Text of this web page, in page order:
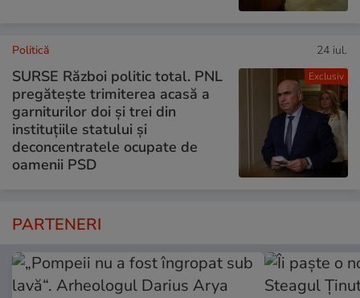
Exclusiv
Politică 24 iul.
SURSE Război politic total. PNL
pregătește trimiterea acasă a
garniturilor doi și trei din
instituțiile statului și
deconcentratele ocupate de
oamenii PSD
PARTENERI